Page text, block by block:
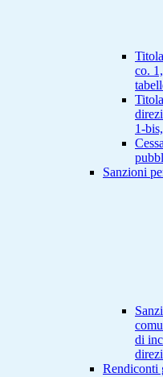
co.
1-
Sanzioni
di
Rendiconti